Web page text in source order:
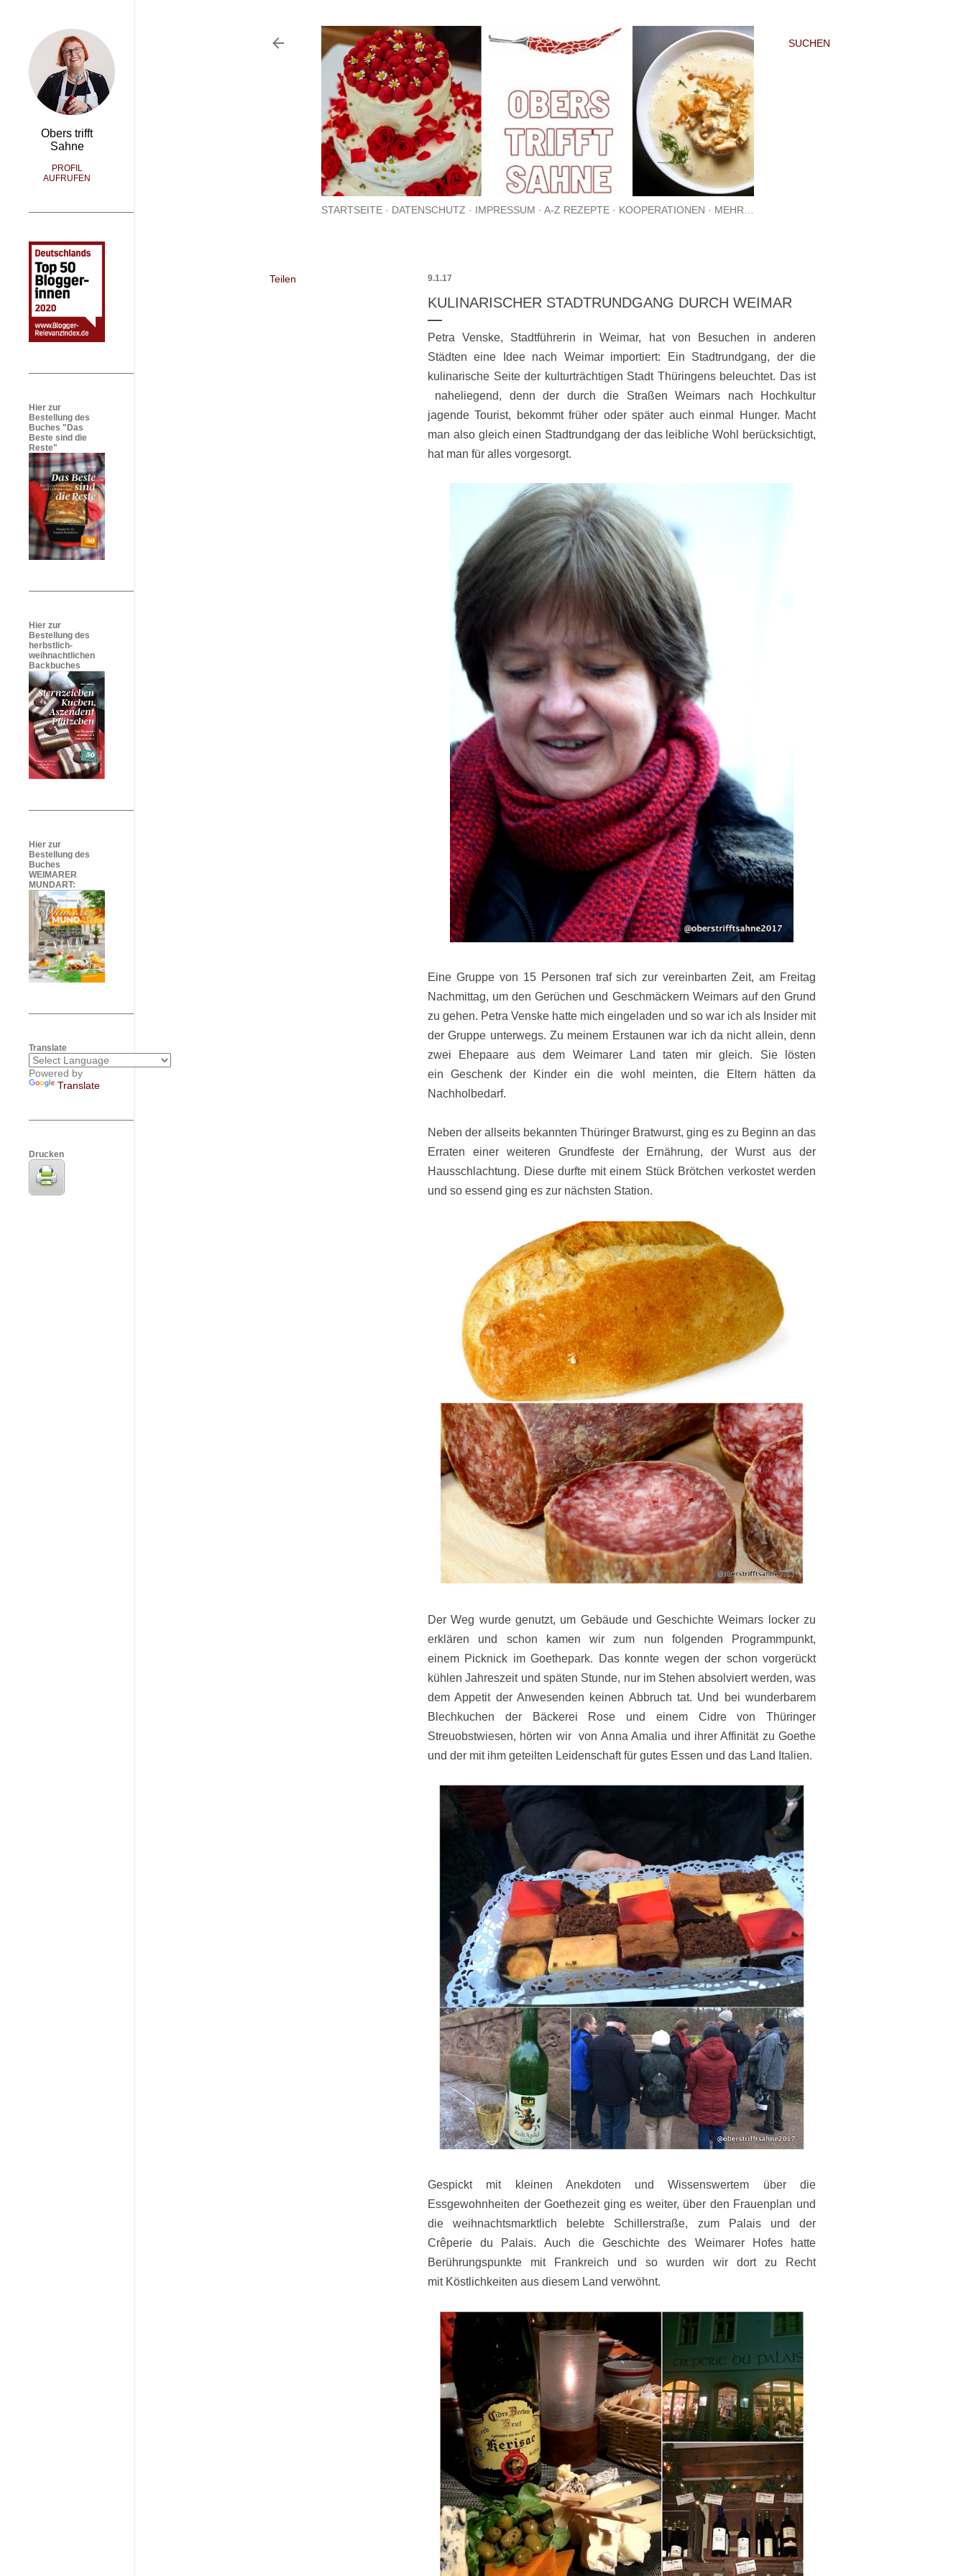
SUCHEN
STARTSEITE DATENSCHUTZ IMPRESSUM A-Z REZEPTE KOOPERATIONEN MEHR…
Teilen 9.1.17
KULINARISCHER STADTRUNDGANG DURCH WEIMAR
Petra Venske, Stadtführerin in Weimar, hat von Besuchen in anderen
Städten eine Idee nach Weimar importiert: Ein Stadtrundgang, der die
kulinarische Seite der kulturträchtigen Stadt Thüringens beleuchtet. Das ist
naheliegend, denn der durch die Straßen Weimars nach Hochkultur
jagende Tourist, bekommt früher oder später auch einmal Hunger. Macht
man also gleich einen Stadtrundgang der das leibliche Wohl berücksichtigt,
hat man für alles vorgesorgt.
Eine Gruppe von 15 Personen traf sich zur vereinbarten Zeit, am Freitag
Nachmittag, um den Gerüchen und Geschmäckern Weimars auf den Grund
zu gehen. Petra Venske hatte mich eingeladen und so war ich als Insider mit
der Gruppe unterwegs. Zu meinem Erstaunen war ich da nicht allein, denn
zwei Ehepaare aus dem Weimarer Land taten mir gleich. Sie lösten
ein Geschenk der Kinder ein die wohl meinten, die Eltern hätten da
Nachholbedarf.
Neben der allseits bekannten Thüringer Bratwurst, ging es zu Beginn an das
Erraten einer weiteren Grundfeste der Ernährung, der Wurst aus der
Hausschlachtung. Diese durfte mit einem Stück Brötchen verkostet werden
und so essend ging es zur nächsten Station.
Der Weg wurde genutzt, um Gebäude und Geschichte Weimars locker zu
erklären und schon kamen wir zum nun folgenden Programmpunkt,
einem Picknick im Goethepark. Das konnte wegen der schon vorgerückt
kühlen Jahreszeit und späten Stunde, nur im Stehen absolviert werden, was
dem Appetit der Anwesenden keinen Abbruch tat. Und bei wunderbarem
Blechkuchen der Bäckerei Rose und einem Cidre von Thüringer
Streuobstwiesen, hörten wir von Anna Amalia und ihrer Affinität zu Goethe
und der mit ihm geteilten Leidenschaft für gutes Essen und das Land Italien.
Gespickt mit kleinen Anekdoten und Wissenswertem über die
Essgewohnheiten der Goethezeit ging es weiter, über den Frauenplan und
die weihnachtsmarktlich belebte Schillerstraße, zum Palais und der
Crêperie du Palais. Auch die Geschichte des Weimarer Hofes hatte
Berührungspunkte mit Frankreich und so wurden wir dort zu Recht
mit Köstlichkeiten aus diesem Land verwöhnt.
Obers trifft
Sahne
PROFIL
AUFRUFEN
Hier zur
Bestellung des
Buches "Das
Beste sind die
Reste"
Hier zur
Bestellung des
herbstlich-
weihnachtlichen
Backbuches
Hier zur
Bestellung des
Buches
WEIMARER
MUNDART:
Translate
Powered by
Translate
Drucken